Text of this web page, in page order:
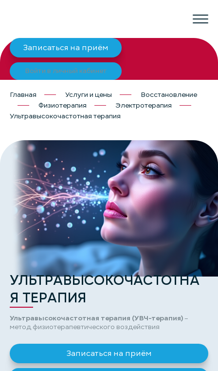
Записаться на приём
Войти в личный кабинет
Главная Услуги и цены
Восстановление
Физиотерапия
Электротерапия
Ультравысокочастотная терапия
УЛЬТРАВЫСОКОЧАСТОТНА
Я ТЕРАПИЯ
Ультравысокочастотная терапия (УВЧ-терапия)–
метод физиотерапевтического воздействия
Записаться на приём